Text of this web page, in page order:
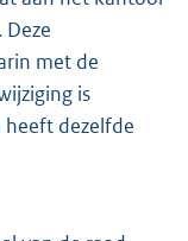
met de
is
heeft dezelfde